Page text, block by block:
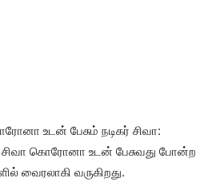
உடன் பேசும் நடிகர் சிவா:
சிவா கொரோனா உடன் பேசுவது போன்ற
வைரலாகி வருகிறது.